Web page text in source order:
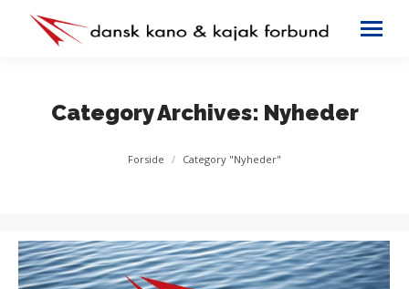
Category Archives: Nyheder
You are here:
Forside Category "Nyheder"